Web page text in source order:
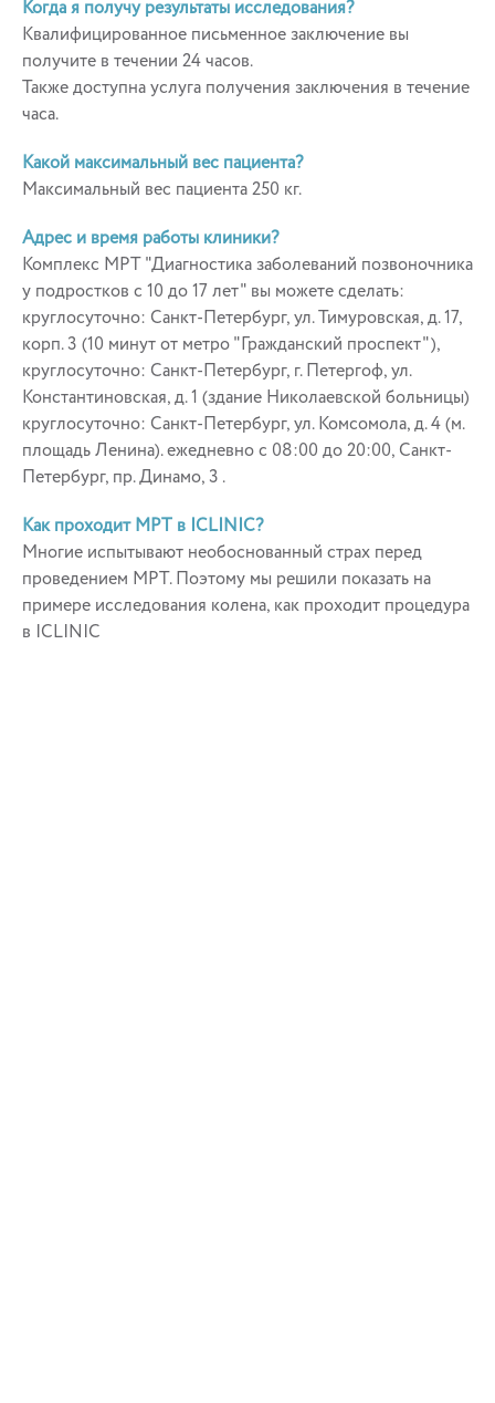
Когда я получу результаты исследования?
Квалифицированное письменное заключение вы
получите в течении 24 часов.
Также доступна услуга получения заключения в течение
часа.
Какой максимальный вес пациента?
Максимальный вес пациента 250 кг.
Адрес и время работы клиники?
Комплекс МРТ "Диагностика заболеваний позвоночника
у подростков с 10 до 17 лет" вы можете сделать:
круглосуточно: Санкт-Петербург, ул. Тимуровская, д. 17,
корп. 3 (10 минут от метро "Гражданский проспект"),
круглосуточно: Санкт-Петербург, г. Петергоф, ул.
Константиновская, д. 1 (здание Николаевской больницы)
круглосуточно: Санкт-Петербург, ул. Комсомола, д. 4 (м.
площадь Ленина). ежедневно с 08:00 до 20:00, Санкт-
Петербург, пр. Динамо, 3 .
Как проходит МРТ в ICLINIC?
Многие испытывают необоснованный страх перед
проведением МРТ. Поэтому мы решили показать на
примере исследования колена, как проходит процедура
в ICLINIC